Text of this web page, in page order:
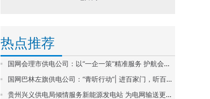
热点推荐
国网会理市供电公司：以“一企一策”精准服务 护航会理市人民医院新院区建设
国网巴林左旗供电公司：“青听行动”| 进百家门，听百家言，解百家忧
贵州兴义供电局倾情服务新能源发电站 为电网输送更多清洁能源